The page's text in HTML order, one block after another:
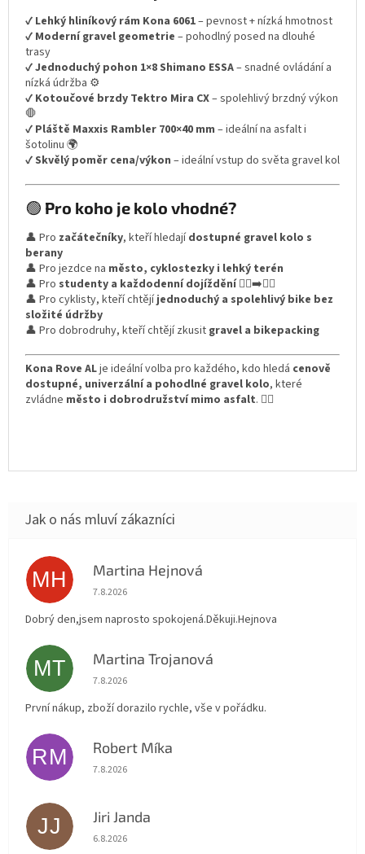
✔ Lehký hliníkový rám Kona 6061– pevnost + nízká hmotnost
✔ Moderní gravel geometrie – pohodlný posed na dlouhé
trasy
✔Jednoduchý pohon 1×8 Shimano ESSA– snadné ovládání a
nízká údržba ⚙️
✔ Kotoučové brzdy Tektro Mira CX– spolehlivý brzdný výkon
🛑
✔ Pláště Maxxis Rambler 700×40 mm – ideální na asfalt i
šotolinu 🌍
✔Skvělý poměr cena/výkon – ideální vstup do světa gravel kol
🟢 Pro koho je kolo vhodné?
👤 Pro začátečníky, kteří hledajídostupné gravel kolo s
berany
👤 Pro jezdce na město, cyklostezky i lehký terén
👤 Pro studenty a každodenní dojíždění🚶‍♂️➡️🚴‍♂️
👤 Pro cyklisty, kteří chtějíjednoduchý a spolehlivý bike bez
složité údržby
👤 Pro dobrodruhy, kteří chtějí zkusit gravel a bikepacking
Kona Rove ALje ideální volba pro každého, kdo hledá cenově
dostupné, univerzální a pohodlné gravel kolo, které
zvládne město i dobrodružství mimo asfalt. 🚴‍♂️
MH Martina Hejnová
Hodnocení obchodu je 5 z 5 hvězdiček.
7.8.2026
Dobrý den,jsem naprosto spokojená.Děkuji.Hejnova
MT Martina Trojanová
Hodnocení obchodu je 5 z 5 hvězdiček.
7.8.2026
První nákup, zboží dorazilo rychle, vše v pořádku.
RM Robert Míka
Hodnocení obchodu je 5 z 5 hvězdiček.
7.8.2026
JJ Jiri Janda
Hodnocení obchodu je 5 z 5 hvězdiček.
6.8.2026